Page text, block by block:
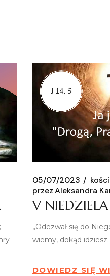
05/07/2023
przezAleksandra
V
„Odezwał się do
wiemy, dokąd
DOWIEDZ SIĘ